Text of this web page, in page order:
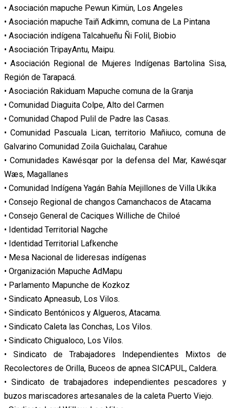
• Asociación mapuche Pewun Kimün, Los Angeles
• Asociación mapuche Taiñ Adkimn, comuna de La Pintana
• Asociación indígena Talcahueñu Ñi Folil, Biobio
• Asociación TripayAntu, Maipu.
• Asociación Regional de Mujeres Indígenas Bartolina Sisa,
Región de Tarapacá.
• Asociación Rakiduam Mapuche comuna de la Granja
• Comunidad Diaguita Colpe, Alto del Carmen
• Comunidad Chapod Pulil de Padre las Casas.
• Comunidad Pascuala Lican, territorio Mañiuco, comuna de
Galvarino Comunidad Zoila Guichalau, Carahue
• Comunidades Kawésqar por la defensa del Mar, Kawésqar
Wæs, Magallanes
• Comunidad Indígena Yagán Bahía Mejillones de Villa Ukika
• Consejo Regional de changos Camanchacos de Atacama
• Consejo General de Caciques Williche de Chiloé
• Identidad Territorial Nagche
• Identidad Territorial Lafkenche
• Mesa Nacional de lideresas indígenas
• Organización Mapuche AdMapu
• Parlamento Mapunche de Kozkoz
• Sindicato Apneasub, Los Vilos.
• Sindicato Bentónicos y Algueros, Atacama.
• Sindicato Caleta las Conchas, Los Vilos.
• Sindicato Chigualoco, Los Vilos.
• Sindicato de Trabajadores Independientes Mixtos de
Recolectores de Orilla, Buceos de apnea SICAPUL, Caldera.
• Sindicato de trabajadores independientes pescadores y
buzos mariscadores artesanales de la caleta Puerto Viejo.